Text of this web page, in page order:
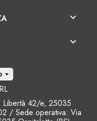



Libertà 42/e, 25035
/ Sede operativa: Via